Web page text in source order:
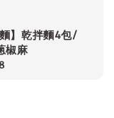
麵】乾拌麵4包/
椒麻